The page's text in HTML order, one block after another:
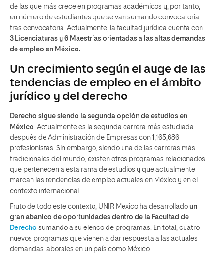
de las que más crece en programas académicos y, por tanto,
en número de estudiantes que se van sumando convocatoria
tras convocatoria. Actualmente, la facultad jurídica cuenta con
3 Licenciaturas y 6 Maestrías orientadas a las altas demandas
de empleo en México.
Un crecimiento según el auge de las
tendencias de empleo en el ámbito
jurídico y del derecho
Derecho sigue siendo la segunda opción de estudios en
México . Actualmente es la segunda carrera más estudiada
después de Administración de Empresas con 1,165,686
profesionistas. Sin embargo, siendo una de las carreras más
tradicionales del mundo, existen otros programas relacionados
que pertenecen a esta rama de estudios y que actualmente
marcan las tendencias de empleo actuales en México y en el
contexto internacional.
Fruto de todo este contexto, UNIR México ha desarrollado un
gran abanico de oportunidades dentro de la Facultad de
Derecho sumando a su elenco de programas. En total, cuatro
nuevos programas que vienen a dar respuesta a las actuales
demandas laborales en un país como México.